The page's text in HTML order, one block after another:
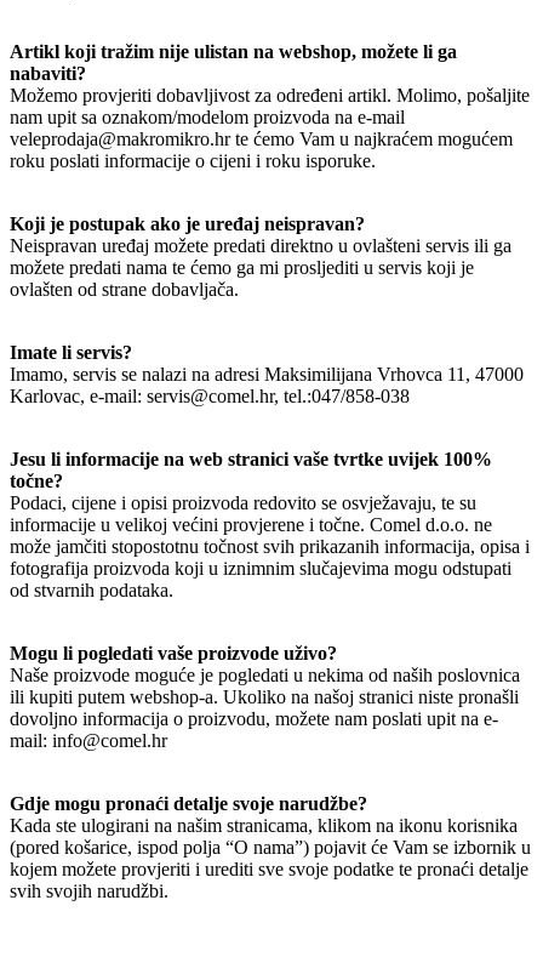
Artikl koji tražim nije ulistan na webshop, možete li ga
nabaviti?
Možemo provjeriti dobavljivost za određeni artikl. Molimo, pošaljite
nam upit sa oznakom/modelom proizvoda na e-mail
veleprodaja@makromikro.hr te ćemo Vam u najkraćem mogućem
roku poslati informacije o cijeni i roku isporuke.
Koji je postupak ako je uređaj neispravan?
Neispravan uređaj možete predati direktno u ovlašteni servis ili ga
možete predati nama te ćemo ga mi prosljediti u servis koji je
ovlašten od strane dobavljača.
Imate li servis?
Imamo, servis se nalazi na adresi Maksimilijana Vrhovca 11, 47000
Karlovac, e-mail: servis@comel.hr, tel.:047/858-038
Jesu li informacije na web stranici vaše tvrtke uvijek 100%
točne?
Podaci, cijene i opisi proizvoda redovito se osvježavaju, te su
informacije u velikoj većini provjerene i točne. Comel d.o.o. ne
može jamčiti stopostotnu točnost svih prikazanih informacija, opisa i
fotografija proizvoda koji u iznimnim slučajevima mogu odstupati
od stvarnih podataka.
Mogu li pogledati vaše proizvode uživo?
Naše proizvode moguće je pogledati u nekima od naših poslovnica
ili kupiti putem webshop-a. Ukoliko na našoj stranici niste pronašli
dovoljno informacija o proizvodu, možete nam poslati upit na e-
mail: info@comel.hr
Gdje mogu pronaći detalje svoje narudžbe?
Kada ste ulogirani na našim stranicama, klikom na ikonu korisnika
(pored košarice, ispod polja “O nama”) pojavit će Vam se izbornik u
kojem možete provjeriti i urediti sve svoje podatke te pronaći detalje
svih svojih narudžbi.